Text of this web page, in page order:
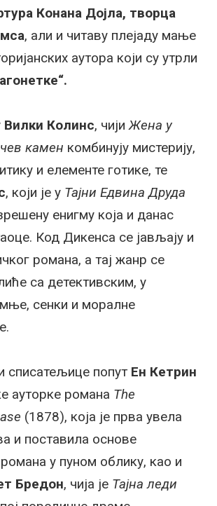
Конана Дојла, творца
, али и читаву плејаду мање
аутора који су утрли
Вилки Колинс, чијиЖена у
камен комбинују мистерију,
и елементе готике, те
, који је у Тајни Едвина Друда
енигму која и данас
Код Дикенса се јављају и
романа, а тај жанр се
са детективским, у
сенки и моралне
списатељице попут Ен Кетрин
ауторке романа The
(1878), која је прва увела
и поставила основе
у пуном облику, као и
Бредон, чија је Тајна леди